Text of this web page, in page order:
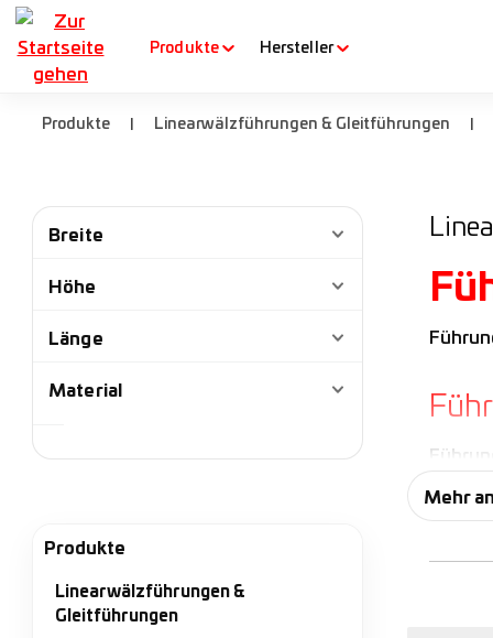
Hauptinhalt springen
Zur Suche springen
Zur Hauptnavigation springen
Produkte Hersteller
Produkte | Linearwälzführungen & Gleitführungen |
Produkte
Linearwälzführungen &
Gleitführungen
Breite
Höhe
Länge
Material
Mehr